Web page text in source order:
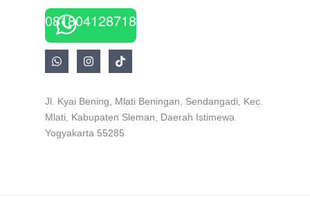
081804128718
Jl. Kyai Bening, Mlati Beningan, Sendangadi, Kec.
Mlati, Kabupaten Sleman, Daerah Istimewa
Yogyakarta 55285